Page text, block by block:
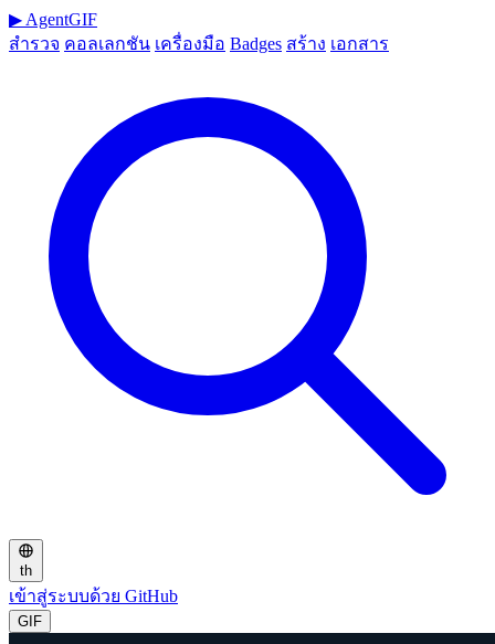
▶ AgentGIF
สำรวจ คอลเลกชัน เครื่องมือ Badges สร้าง เอกสาร
th
เข้าสู่ระบบด้วย GitHub
GIF